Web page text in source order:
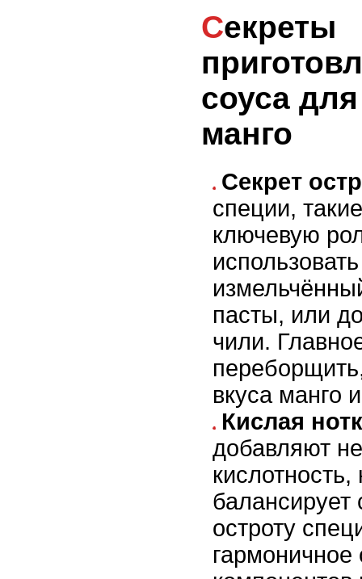
Секреты
соуса
манго
Секрет
специи,
ключевую
пасты, или
чили.
вкуса манго
Кислая
добавляют
кислотность,
балансирует
остроту
гармоничное